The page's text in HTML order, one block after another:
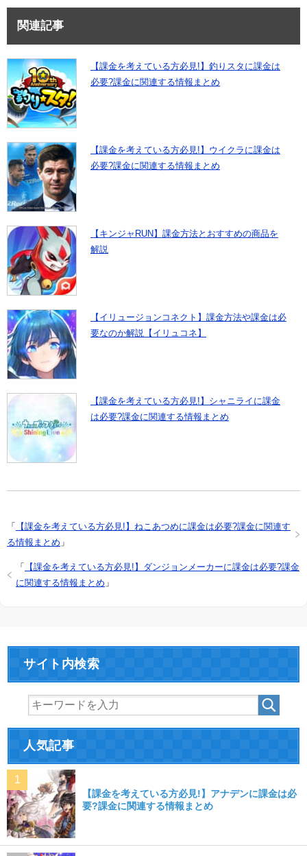
関連記事
【課金を考えている方必見!】釣りスタに課金は
必要?課金に関連する情報まとめ
【課金を考えている方必見!】ウイクラに課金は
必要?課金に関連する情報まとめ
【キンジャRUN】課金方法とおすすめの商品を
解説
【イリュージョンコネクト】課金方法や課金は必
要なのか解説【イリュコネ】
【課金を考えている方必見!】シャニライに課金
は必要?課金に関連する情報まとめ
「
【課金を考えている方必見!】ねこあつめに課金は必要?課金に関連す
る情報まとめ 」
「
【課金を考えている方必見!】ダンジョンメーカーに課金は必要?課金
に関連する情報まとめ 」
サイト内検索
人気記事
【課金を考えている方必見!】アナデンに課金は必
要?課金に関連する情報まとめ